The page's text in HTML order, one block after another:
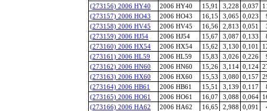
(273156) 2006 HY40
2006 HY40 15,91 3,228 0,037
(273157) 2006 HO43
2006 HO43 16,15 3,065 0,023
(273158) 2006 HV45
2006 HV45 16,56 2,813 0,051
(273159) 2006 HJ54
2006 HJ54 15,67 3,087 0,133
(273160) 2006 HX54
2006 HX54 15,62 3,130 0,101
(273161) 2006 HL59
2006 HL59 15,83 3,026 0,226
(273162) 2006 HN60
2006 HN60 15,26 3,114 0,124
(273163) 2006 HX60
2006 HX60 15,53 3,080 0,157
(273164) 2006 HB61
2006 HB61 15,51 3,139 0,117
(273165) 2006 HO61
2006 HO61 16,07 3,088 0,064
(273166) 2006 HA62
2006 HA62 16,65 2,988 0,091